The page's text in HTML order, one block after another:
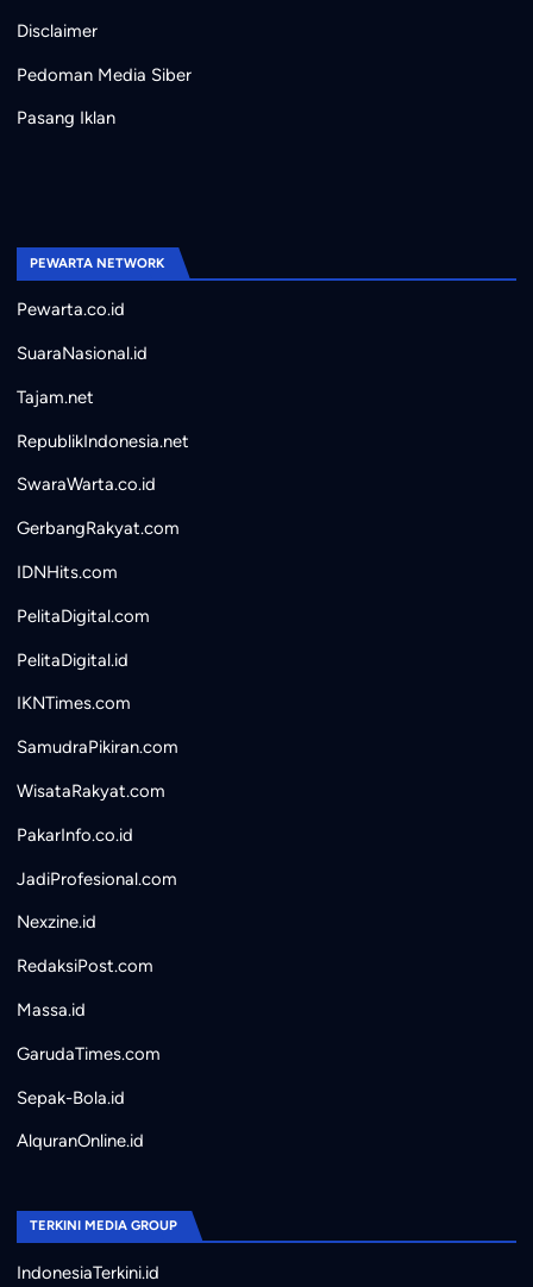
Disclaimer
Pedoman Media Siber
Pasang Iklan
PEWARTA NETWORK
Pewarta.co.id
SuaraNasional.id
Tajam.net
RepublikIndonesia.net
SwaraWarta.co.id
GerbangRakyat.com
IDNHits.com
PelitaDigital.com
PelitaDigital.id
IKNTimes.com
SamudraPikiran.com
WisataRakyat.com
PakarInfo.co.id
JadiProfesional.com
Nexzine.id
RedaksiPost.com
Massa.id
GarudaTimes.com
Sepak-Bola.id
AlquranOnline.id
TERKINI MEDIA GROUP
IndonesiaTerkini.id